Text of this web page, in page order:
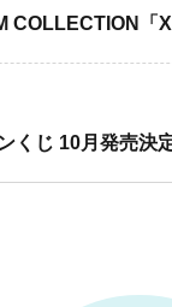
COLLECTION「
くじ 10月発売決